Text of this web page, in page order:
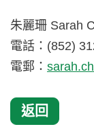
朱麗珊 Sarah
電話：(852)
電郵：
返回